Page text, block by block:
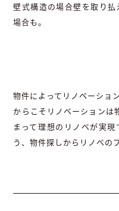
壁式構造の場合壁を取り
場合も。
物件によってリノベーショ
からこそリノベーションは
まって理想のリノベが実
う、物件探しからリノベの